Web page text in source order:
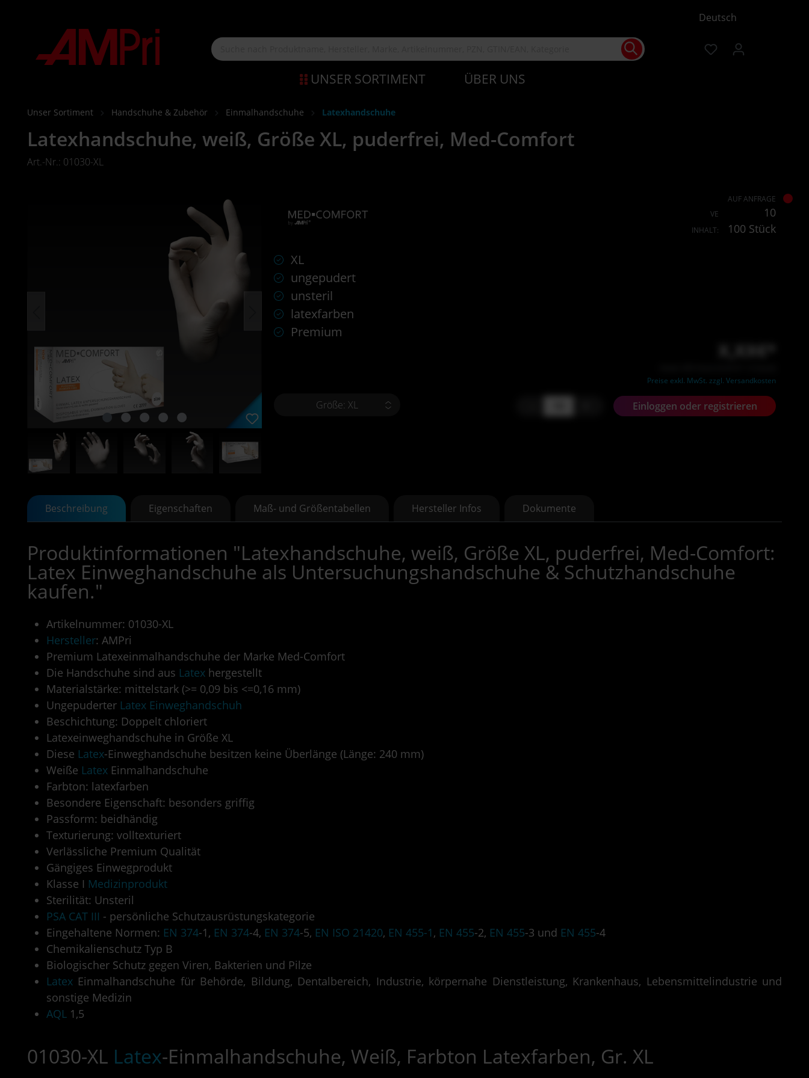
Deutsch
UNSER SORTIMENT ÜBER UNS
Unser Sortiment Handschuhe & Zubehör Einmalhandschuhe Latexhandschuhe
Latexhandschuhe, weiß, Größe XL, puderfrei, Med-Comfort
Art.-Nr.: 01030-XL
XL
ungepudert
unsteril
latexfarben
Premium
Größe: XL
AUF ANFRAGE
VE
10
INHALT: 100 Stück
Preise exkl. MwSt. zzgl. Versandkosten
Einloggen oder registrieren
Beschreibung Eigenschaften Maß- und Größentabellen Hersteller Infos Dokumente
Produktinformationen "Latexhandschuhe, weiß, Größe XL, puderfrei, Med-Comfort:
Latex Einweghandschuhe als Untersuchungshandschuhe & Schutzhandschuhe
kaufen."
Artikelnummer: 01030-XL
Hersteller: AMPri
Premium Latexeinmalhandschuhe der Marke Med-Comfort
Die Handschuhe sind aus Latex hergestellt
Materialstärke: mittelstark (>= 0,09 bis <=0,16 mm)
Ungepuderter Latex Einweghandschuh
Beschichtung: Doppelt chloriert
Latexeinweghandschuhe in Größe XL
Diese Latex-Einweghandschuhe besitzen keine Überlänge (Länge: 240 mm)
Weiße Latex Einmalhandschuhe
Farbton: latexfarben
Besondere Eigenschaft: besonders griffig
Passform: beidhändig
Texturierung: volltexturiert
Verlässliche Premium Qualität
Gängiges Einwegprodukt
Klasse I Medizinprodukt
Sterilität: Unsteril
PSA CAT III - persönliche Schutzausrüstungskategorie
Eingehaltene Normen: EN 374-1, EN 374-4, EN 374-5, EN ISO 21420, EN 455-1 , EN 455-2, EN 455-3 und EN 455-4
Chemikalienschutz Typ B
Biologischer Schutz gegen Viren, Bakterien und Pilze
Latex Einmalhandschuhe für Behörde, Bildung, Dentalbereich, Industrie, körpernahe Dienstleistung, Krankenhaus, Lebensmittelindustrie und
sonstige Medizin
AQL 1,5
01030-XL Latex-Einmalhandschuhe, Weiß, Farbton Latexfarben, Gr. XL